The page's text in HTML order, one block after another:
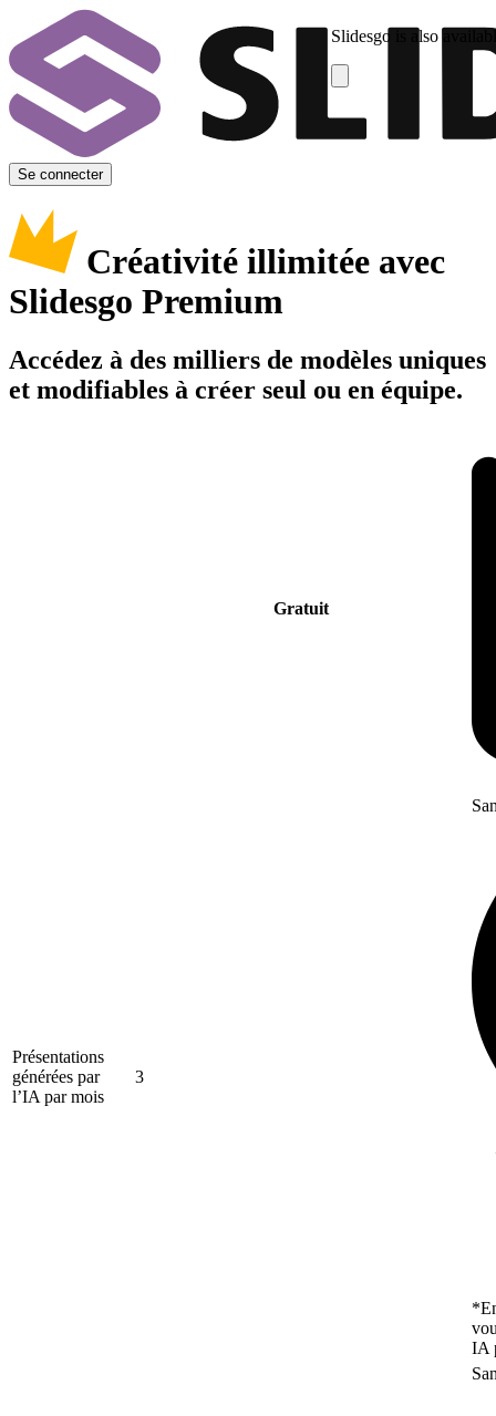
Slidesgo is also
Se connecter
Créativité illimitée avec
Slidesgo Premium
Accédez à des milliers de modèles uniques
et modifiables à créer seul ou en équipe.
Gratuit
Présentations
générées par
l’IA par mois
3
IA